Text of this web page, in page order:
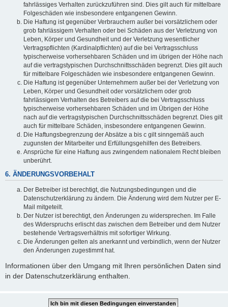
fahrlässiges Verhalten zurückzuführen sind. Dies gilt auch für mittelbare
Folgeschäden wie insbesondere entgangenen Gewinn.
Die Haftung ist gegenüber Verbrauchern außer bei vorsätzlichem oder
grob fahrlässigem Verhalten oder bei Schäden aus der Verletzung von
Leben, Körper und Gesundheit und der Verletzung wesentlicher
Vertragspflichten (Kardinalpflichten) auf die bei Vertragsschluss
typischerweise vorhersehbaren Schäden und im übrigen der Höhe nach
auf die vertragstypischen Durchschnittsschäden begrenzt. Dies gilt auch
für mittelbare Folgeschäden wie insbesondere entgangenen Gewinn.
Die Haftung ist gegenüber Unternehmern außer bei der Verletzung von
Leben, Körper und Gesundheit oder vorsätzlichem oder grob
fahrlässigem Verhalten des Betreibers auf die bei Vertragsschluss
typischerweise vorhersehbaren Schäden und im Übrigen der Höhe
nach auf die vertragstypischen Durchschnittsschäden begrenzt. Dies gilt
auch für mittelbare Schäden, insbesondere entgangenen Gewinn.
Die Haftungsbegrenzung der Absätze a bis c gilt sinngemäß auch
zugunsten der Mitarbeiter und Erfüllungsgehilfen des Betreibers.
Ansprüche für eine Haftung aus zwingendem nationalem Recht bleiben
unberührt.
6. ÄNDERUNGSVORBEHALT
Der Betreiber ist berechtigt, die Nutzungsbedingungen und die
Datenschutzerklärung zu ändern. Die Änderung wird dem Nutzer per E-
Mail mitgeteilt.
Der Nutzer ist berechtigt, den Änderungen zu widersprechen. Im Falle
des Widerspruchs erlischt das zwischen dem Betreiber und dem Nutzer
bestehende Vertragsverhältnis mit sofortiger Wirkung.
Die Änderungen gelten als anerkannt und verbindlich, wenn der Nutzer
den Änderungen zugestimmt hat.
Informationen über den Umgang mit Ihren persönlichen Daten sind
in der Datenschutzerklärung enthalten.